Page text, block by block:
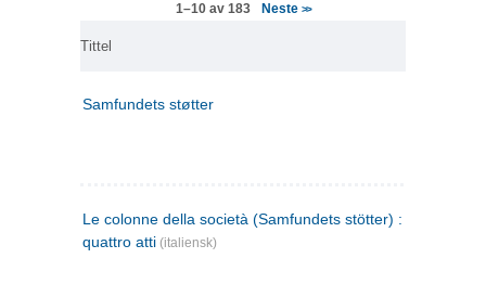
1–10 av 183 Neste >>
Tittel
Samfundets støtter
Le colonne della società (Samfundets stötter) : commedia
quattro atti (italiensk)